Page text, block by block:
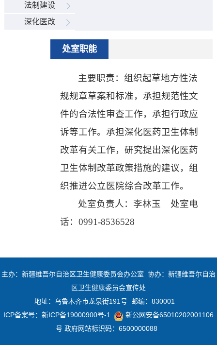
法制建设
深化医改
处室职能
主要职责：组织起草地方性法
规规章草案和标准，承担规范性文
件的合法性审查工作，承担行政应
诉等工作。承担深化医药卫生体制
改革有关工作，研究提出深化医药
卫生体制改革政策措施的建议，组
织推进公立医院综合改革工作。
处室负责人：李林玉 处室电
话：0991-8536528
主办：新疆维吾尔自治区卫生健康委员会办公室 协办：新疆维吾尔自治
区卫生健康委员会宣传处
地址：乌鲁木齐市龙泉街191号 邮编：830001
ICP备案号： 新ICP备19000900号-1
新公网安备65010202001106
号 政府网站标识码：6500000088